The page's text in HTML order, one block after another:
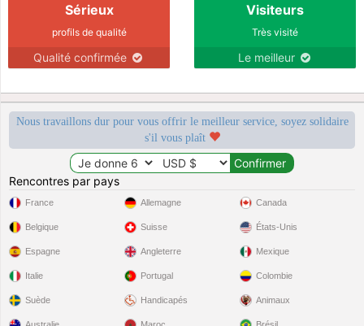
Sérieux
profils de qualité
Qualité confirmée
Visiteurs
Très visité
Le meilleur
Nous travaillons dur pour vous offrir le meilleur service, soyez solidaire
s'il vous plaît
Rencontres par pays
France
Belgique
Espagne
Italie
Suède
Allemagne
Suisse
Angleterre
Portugal
Handicapés
Canada
États-Unis
Mexique
Colombie
Animaux